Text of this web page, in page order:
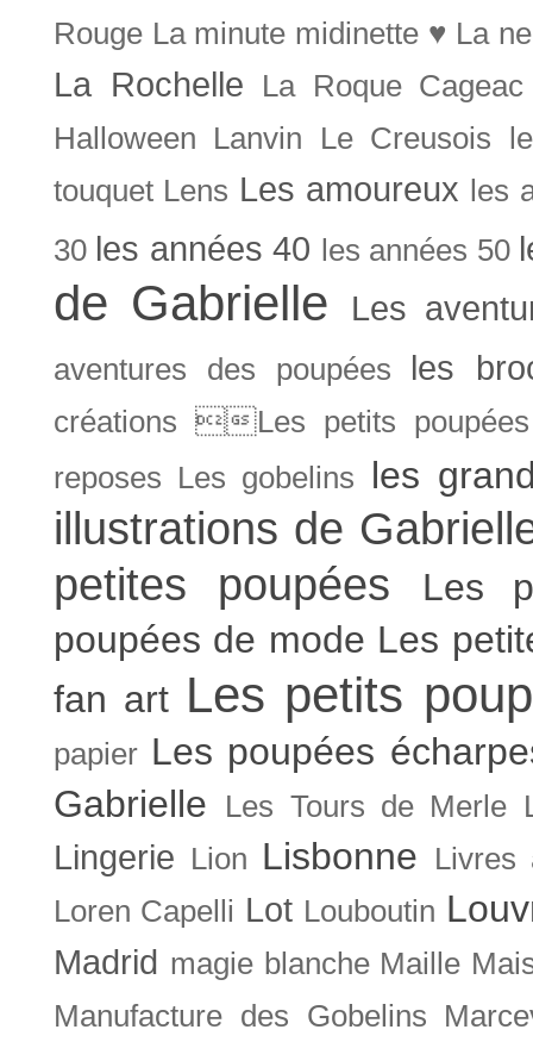
Rouge La minute midinette ♥ La
La Rochelle
La Roque Cageac
Halloween
Lanvin Le Creusois
touquet Lens Les amoureux les
30 les années 40 les années 50
de Gabrielle Les
aventures des poupées les
créations Les petits
reposes Les gobelins les
illustrations de
petites poupées
Les
poupées de mode Les
fan art Les petits
papier Les poupées
Gabrielle
Les Tours de Merle
Lingerie Lion Lisbonne
Livres
Loren Capelli Lot Louboutin
Madrid magie blanche Maille
Manufacture des Gobelins